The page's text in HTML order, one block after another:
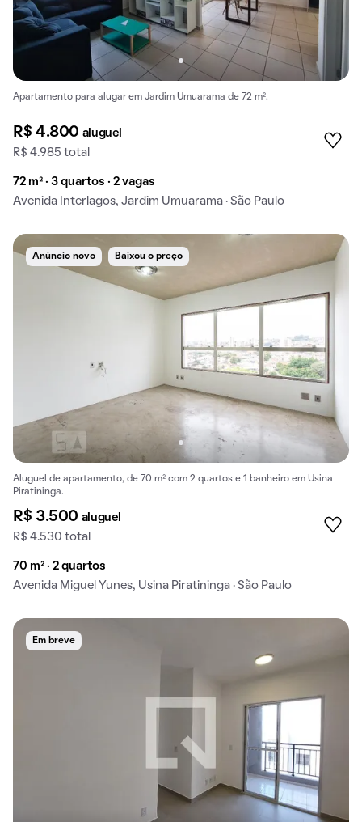
Apartamento para alugar em Jardim Umuarama de 72 m².
R$ 4.800 aluguel
R$ 4.985 total
72 m² · 3 quartos · 2 vagas
Avenida Interlagos, Jardim Umuarama · São Paulo
Anúncio novo Baixou o preço
Aluguel de apartamento, de 70 m² com 2 quartos e 1 banheiro em Usina
Piratininga.
R$ 3.500 aluguel
R$ 4.530 total
70 m² · 2 quartos
Avenida Miguel Yunes, Usina Piratininga · São Paulo
Em breve